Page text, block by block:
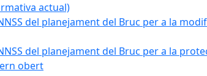
actual)
del planejament del Bruc per a la
del planejament del Bruc per a la
obert